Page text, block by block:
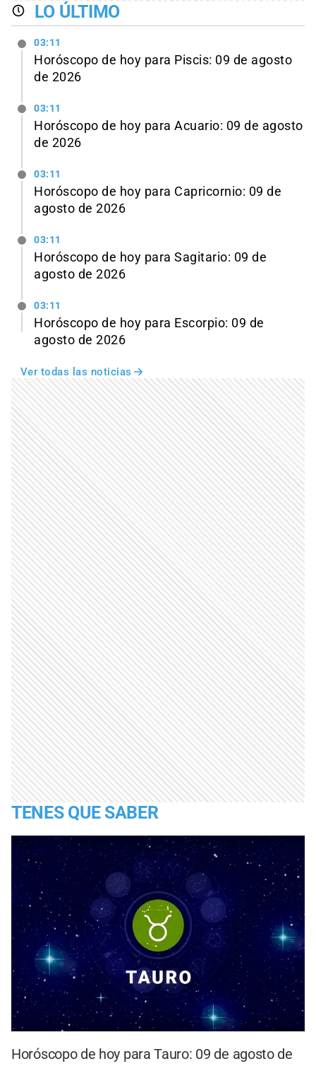
LO ÚLTIMO
03:11
Horóscopo de hoy para Piscis: 09 de agosto
de 2026
03:11
Horóscopo de hoy para Acuario: 09 de agosto
de 2026
03:11
Horóscopo de hoy para Capricornio: 09 de
agosto de 2026
03:11
Horóscopo de hoy para Sagitario: 09 de
agosto de 2026
03:11
Horóscopo de hoy para Escorpio: 09 de
agosto de 2026
Ver todas las noticias
TENES QUE SABER
Horóscopo de hoy para Tauro: 09 de agosto de